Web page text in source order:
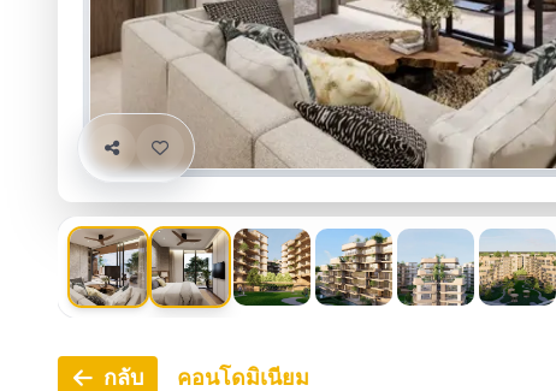
กลับ คอนโดมิเนียม